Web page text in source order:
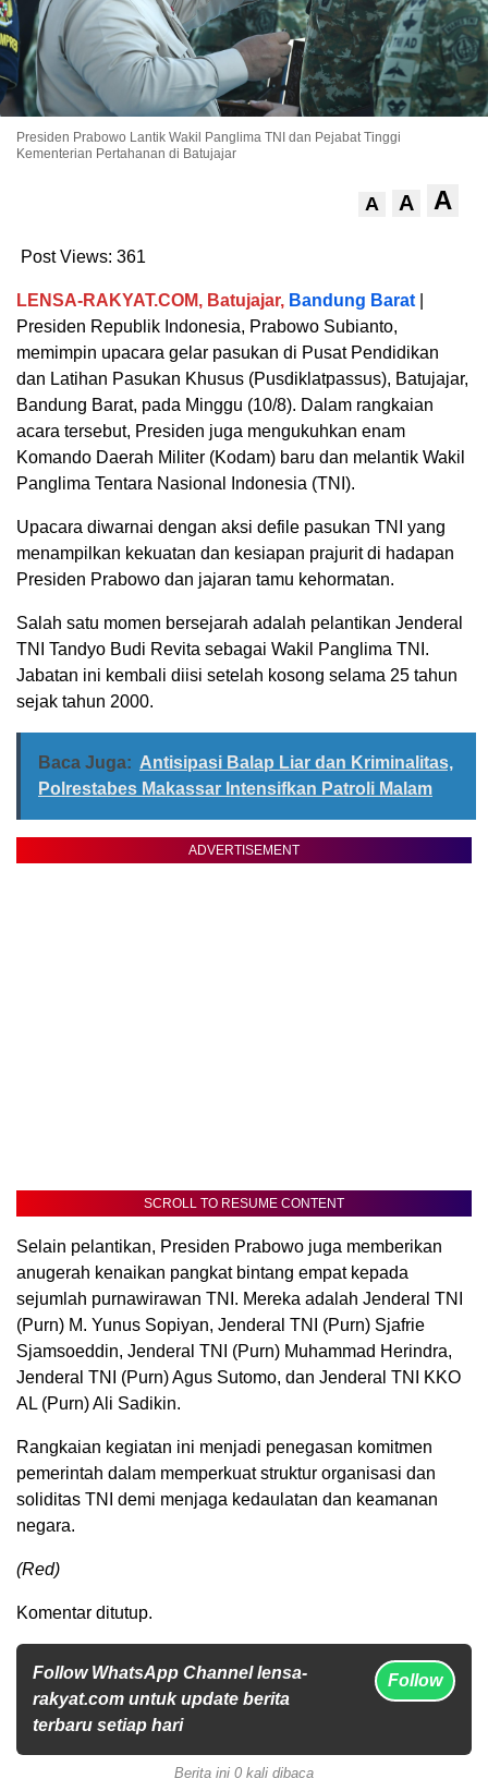
Presiden Prabowo Lantik Wakil Panglima TNI dan Pejabat Tinggi
Kementerian Pertahanan di Batujajar
A A A
Post Views: 361
LENSA-RAKYAT.COM, Batujajar, Bandung Barat
Presiden Republik Indonesia, Prabowo Subianto,
memimpin upacara gelar pasukan di Pusat Pendidikan
dan Latihan Pasukan Khusus (Pusdiklatpassus), Batujajar,
Bandung Barat, pada Minggu (10/8). Dalam rangkaian
acara tersebut, Presiden juga mengukuhkan enam
Komando Daerah Militer (Kodam) baru dan melantik Wakil
Panglima Tentara Nasional Indonesia (TNI).
Upacara diwarnai dengan aksi defile pasukan TNI yang
menampilkan kekuatan dan kesiapan prajurit di hadapan
Presiden Prabowo dan jajaran tamu kehormatan.
Salah satu momen bersejarah adalah pelantikan Jenderal
TNI Tandyo Budi Revita sebagai Wakil Panglima TNI.
Jabatan ini kembali diisi setelah kosong selama 25 tahun
sejak tahun 2000.
Baca Juga: Antisipasi Balap Liar dan Kriminalitas,
Polrestabes Makassar Intensifkan Patroli Malam
ADVERTISEMENT
SCROLL TO RESUME CONTENT
Selain pelantikan, Presiden Prabowo juga memberikan
anugerah kenaikan pangkat bintang empat kepada
sejumlah purnawirawan TNI. Mereka adalah Jenderal TNI
(Purn) M. Yunus Sopiyan, Jenderal TNI (Purn) Sjafrie
Sjamsoeddin, Jenderal TNI (Purn) Muhammad Herindra,
Jenderal TNI (Purn) Agus Sutomo, dan Jenderal TNI KKO
AL (Purn) Ali Sadikin.
Rangkaian kegiatan ini menjadi penegasan komitmen
pemerintah dalam memperkuat struktur organisasi dan
soliditas TNI demi menjaga kedaulatan dan keamanan
negara.
(Red)
Komentar ditutup.
Follow WhatsApp Channel lensa-
rakyat.com untuk update berita
terbaru setiap hari
Follow
Berita ini 0 kali dibaca